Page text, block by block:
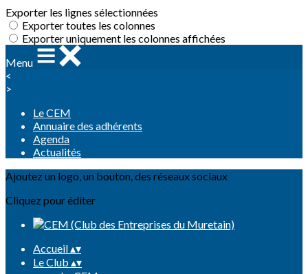
Exporter les lignes sélectionnées
Exporter toutes les colonnes
Exporter uniquement les colonnes affichées
Menu
<
>
Le CEM
Annuaire des adhérents
Agenda
Actualités
Ajoutez un logo, un bouton, des réseaux sociaux
Cliquez pour éditer
Accueil▴▾
Le Club ▴▾